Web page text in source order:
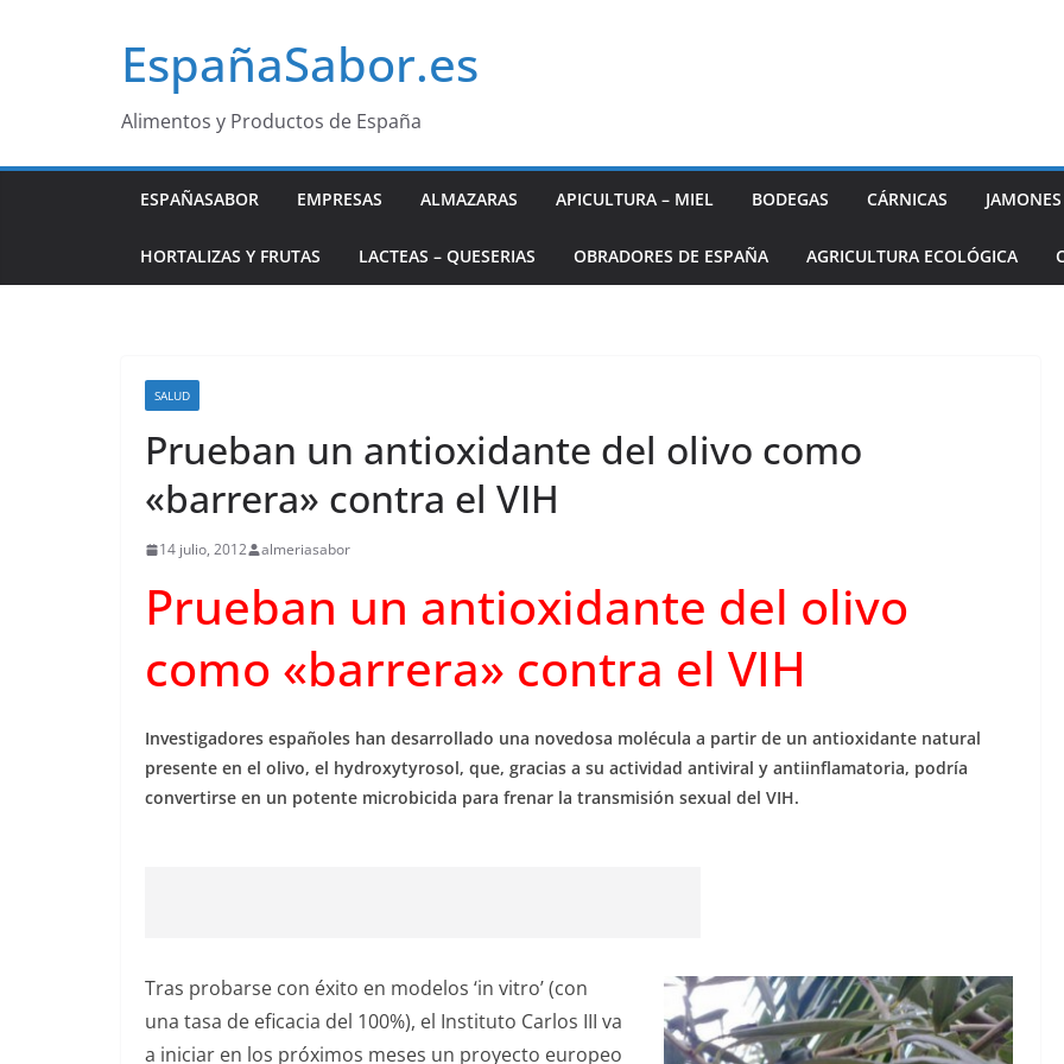
EspañaSabor.es
Alimentos y Productos de España
ESPAÑASABOR EMPRESAS ALMAZARAS APICULTURA – MIEL BODEGAS CÁRNICAS
HORTALIZAS Y FRUTAS LACTEAS – QUESERIAS OBRADORES DE ESPAÑA AGRICULTURA ECOLÓGICA
SALUD
Prueban un antioxidante del olivo como
«barrera» contra el VIH
14 julio, 2012 almeriasabor
Prueban un antioxidante del olivo
como «barrera» contra el VIH
Investigadores españoles han desarrollado una novedosa molécula a partir de un antioxidante natural
presente en el olivo, el hydroxytyrosol, que, gracias a su actividad antiviral y antiinflamatoria, podría
convertirse en un potente microbicida para frenar la transmisión sexual del VIH.
Tras probarse con éxito en modelos ‘in vitro’ (con
una tasa de eficacia del 100%), el Instituto Carlos III va
a iniciar en los próximos meses un proyecto europeo